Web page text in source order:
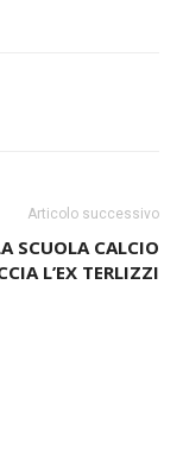
Articolo successivo
SCUOLA CALCIO
L’EX TERLIZZI